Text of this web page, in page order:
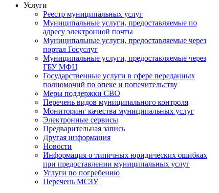
Услуги
Реестр муниципальных услуг
Муниципальные услуги, предоставляемые по
адресу электронной почты
Муниципальные услуги, предоставляемые через
портал Госуслуг
Муниципальные услуги, предоставляемые через
ГБУ МФЦ
Государственные услуги в сфере переданных
полномочий по опеке и попечительству
Меры поддержки СВО
Перечень видов муниципального контроля
Мониторинг качества муниципальных услуг
Электронные сервисы
Предварительная запись
Другая информация
Новости
Информация о типичных юридических ошибках
при предоставлении муниципальных услуг
Услуги по погребению
Перечень МСЗУ